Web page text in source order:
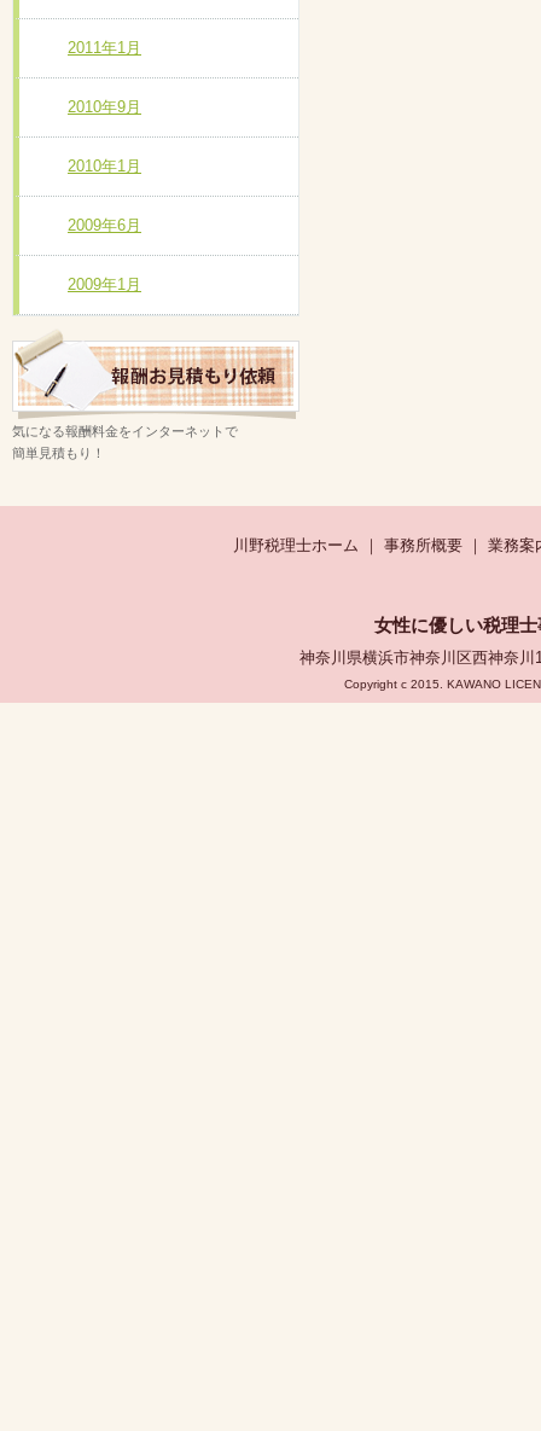
2011年1月
2010年9月
2010年1月
2009年6月
2009年1月
気になる報酬料金をインターネットで
簡単見積もり！
川野税理士ホーム ｜ 事務所概要 ｜ 業務案
女性に優しい税理
神奈川県横浜市神奈川区西神奈
Copyright c 2015. KAWANO